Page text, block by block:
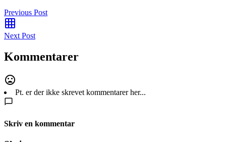
Previous Post
Next Post
Kommentarer
Pt. er der ikke skrevet kommentarer her...
Skriv en kommentar